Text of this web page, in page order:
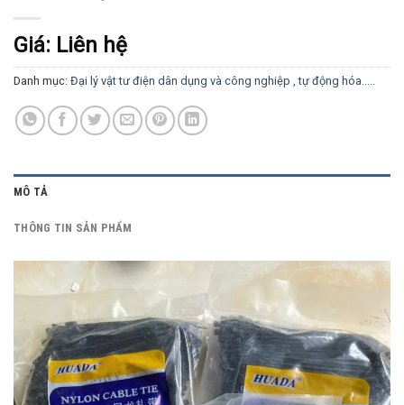
Giá: Liên hệ
Danh mục: Đại lý vật tư điện dân dụng và công nghiệp , tự động hóa.....
MÔ TẢ
THÔNG TIN SẢN PHẨM